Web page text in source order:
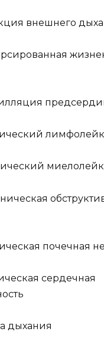
внешнего
почечная
сердечная
дыхания